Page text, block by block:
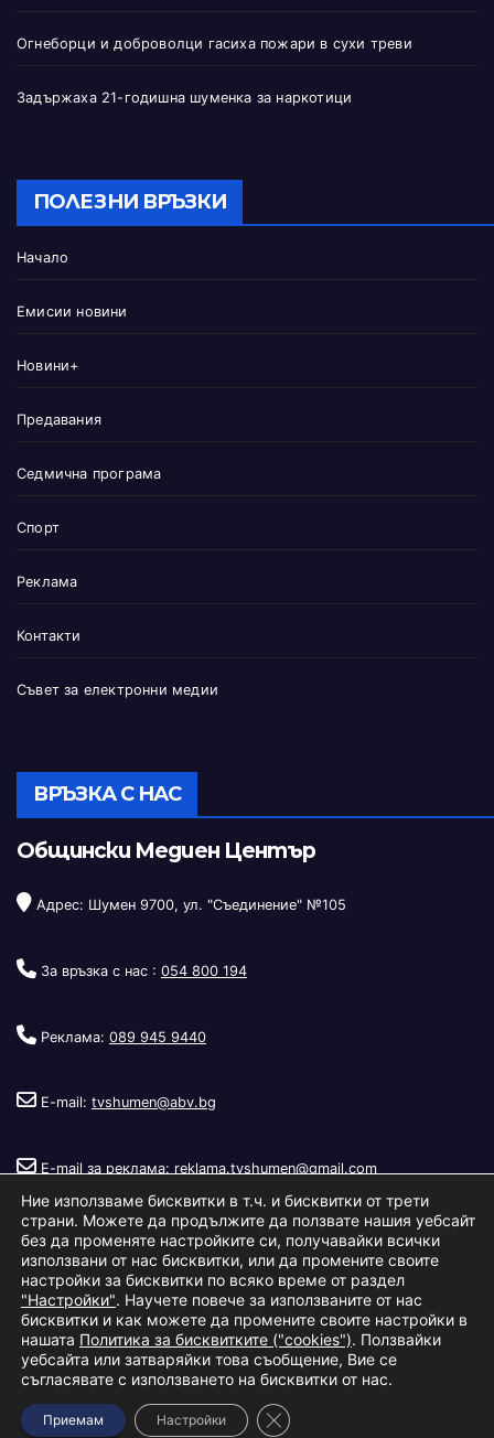
Огнеборци и доброволци гасиха пожари в сухи треви
Задържаха 21-годишна шуменка за наркотици
ПОЛЕЗНИ ВРЪЗКИ
Начало
Емисии новини
Новини+
Предавания
Седмична програма
Спорт
Реклама
Контакти
Съвет за електронни медии
ВРЪЗКА С НАС
Общински Медиен Център
Адрес: Шумен 9700, ул. "Съединение" №105
За връзка с нас : 054 800 194
Реклама: 089 945 9440
E-mail: tvshumen@abv.bg
E-mail за реклама: reklama.tvshumen@gmail.com
Copyright © 2026Телевизия Шумен.|Изработка: S.I.T Solutions
Ltd.
За насРекламаУсловия за ползване
Политика за бисквитки
Ние използваме бисквитки в т.ч. и бисквитки от трети
страни. Можете да продължите да ползвате нашия уебсайт
без да променяте настройките си, получавайки всички
използвани от нас бисквитки, или да промените своите
настройки за бисквитки по всяко време от раздел
"Настройки". Научете повече за използваните от нас
бисквитки и как можете да промените своите настройки в
нашата Политика за бисквитките ("cookies"). Ползвайки
уебсайта или затваряйки това съобщение, Вие се
съгласявате с използването на бисквитки от нас.
Приемам Настройки Close GDPR Cookie Banner